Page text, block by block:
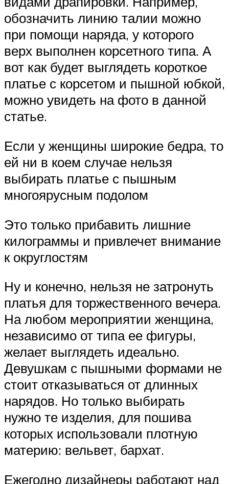
обозначить линию талии можно
при помощи наряда, у которого
верх выполнен корсетного типа. А
вот как будет выглядеть короткое
платье с корсетом и пышной юбкой,
можно увидеть на фото в данной
статье.
Если у женщины широкие бедра, то
ей ни в коем случае нельзя
выбирать платье с пышным
многоярусным подолом
Это только прибавить лишние
килограммы и привлечет внимание
к округлостям
Ну и конечно, нельзя не затронуть
платья для торжественного вечера.
На любом мероприятии женщина,
независимо от типа ее фигуры,
желает выглядеть идеально.
Девушкам с пышными формами не
стоит отказываться от длинных
нарядов. Но только выбирать
нужно те изделия, для пошива
которых использовали плотную
материю: вельвет, бархат.
Ежегодно дизайнеры работают над